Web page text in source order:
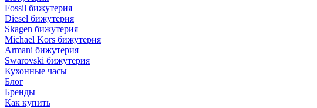
Fossil бижутерия
Diesel бижутерия
Skagen бижутерия
Michael Kors бижутерия
Armani бижутерия
Swarovski бижутерия
Кухонные часы
Блог
Бренды
Как купить